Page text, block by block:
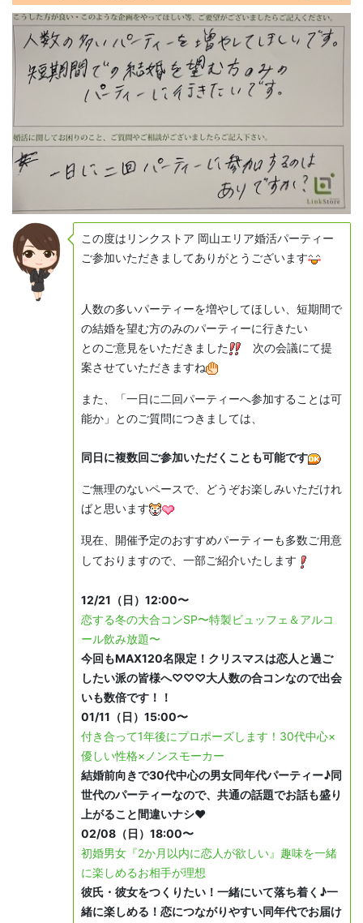
この度はリンクストア 岡山エリア婚活パーティー
ご参加いただきましてありがとうございます
人数の多いパーティーを増やしてほしい、短期間で
の結婚を望む方のみのパーティーに行きたい
とのご意見をいただきました
次の会議にて提
案させていただきますね
また、「一日に二回パーティーへ参加することは可
能か」とのご質問につきましては、
同日に複数回ご参加いただくことも可能です
ご無理のないペースで、どうぞお楽しみいただけれ
ばと思います
現在、開催予定のおすすめパーティーも多数ご用意
しておりますので、一部ご紹介いたします
12/21（日）12:00〜
恋する冬の大合コンSP〜特製ビュッフェ＆アルコ
ール飲み放題〜
今回もMAX120名限定！クリスマスは恋人と過ご
したい派の皆様へ♡♡♡大人数の合コンなので出会
いも数倍です！！
01/11（日）15:00〜
付き合って1年後にプロポーズします！30代中心×
優しい性格×ノンスモーカー
結婚前向きで30代中心の男女同年代パーティー♪同
世代のパーティーなので、共通の話題でお話も盛り
上がること間違いナシ♥
02/08（日）18:00〜
初婚男女『2か月以内に恋人が欲しい』趣味を一緒
に楽しめるお相手が理想
彼氏・彼女をつくりたい！一緒にいて落ち着く♪一
緒に楽しめる！恋につながりやすい同年代でお届け